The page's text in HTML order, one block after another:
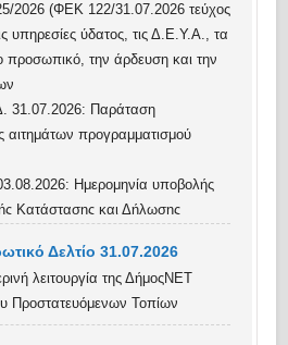
(ΦΕΚ 122/31.07.2026 τεύχος
υπηρεσίες ύδατος, τις Δ.Ε.Υ.Α., τα
προσωπικό, την άρδευση και την
31.07.2026: Παράταση
αιτημάτων προγραμματισμού
Ημερομηνία υποβολής
Κατάστασης και Δήλωσης
επιχειρήσεων στάθμευσης και
και Νησιωτικής
/2026/03.08.2026
Δελτίο 31.07.2026
λειτουργία της ΔήμοςΝΕΤ
Προστατευόμενων Τοπίων